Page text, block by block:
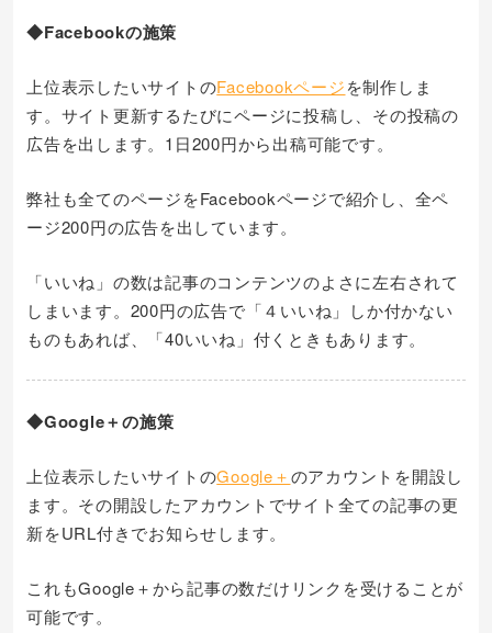
◆Facebookの施策
上位表示したいサイトのFacebookページを制作しま
す。サイト更新するたびにページに投稿し、その投稿の
広告を出します。1日200円から出稿可能です。
弊社も全てのページをFacebookページで紹介し、全ペ
ージ200円の広告を出しています。
「いいね」の数は記事のコンテンツのよさに左右されて
しまいます。200円の広告で「４いいね」しか付かない
ものもあれば、「40いいね」付くときもあります。
◆Google＋の施策
上位表示したいサイトのGoogle＋のアカウントを開設し
ます。その開設したアカウントでサイト全ての記事の更
新をURL付きでお知らせします。
これもGoogle＋から記事の数だけリンクを受けることが
可能です。